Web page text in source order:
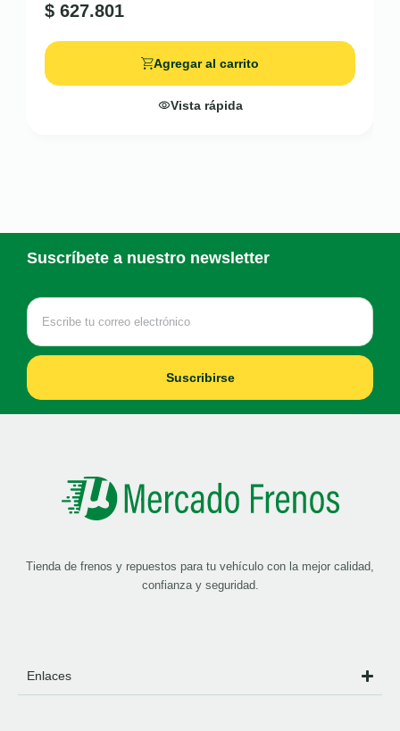
$ 627.801
Agregar al carrito
Vista rápida
Suscríbete a nuestro newsletter
Suscribirse
Tienda de frenos y repuestos para tu vehículo con la mejor calidad,
confianza y seguridad.
Enlaces